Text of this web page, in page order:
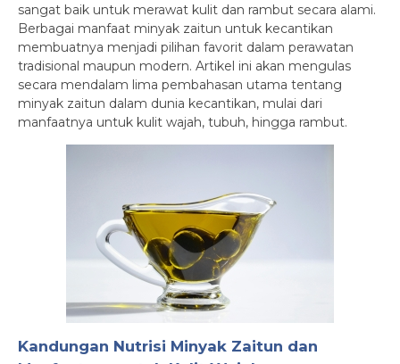
sangat baik untuk merawat kulit dan rambut secara alami.
Berbagai manfaat minyak zaitun untuk kecantikan
membuatnya menjadi pilihan favorit dalam perawatan
tradisional maupun modern. Artikel ini akan mengulas
secara mendalam lima pembahasan utama tentang
minyak zaitun dalam dunia kecantikan, mulai dari
manfaatnya untuk kulit wajah, tubuh, hingga rambut.
Kandungan Nutrisi Minyak Zaitun dan